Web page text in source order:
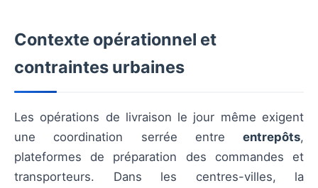
Contexte opérationnel et
contraintes urbaines
Les opérations de livraison le jour même exigent
une coordination serrée entre entrepôts,
plateformes de préparation des commandes et
transporteurs. Dans les centres-villes, la